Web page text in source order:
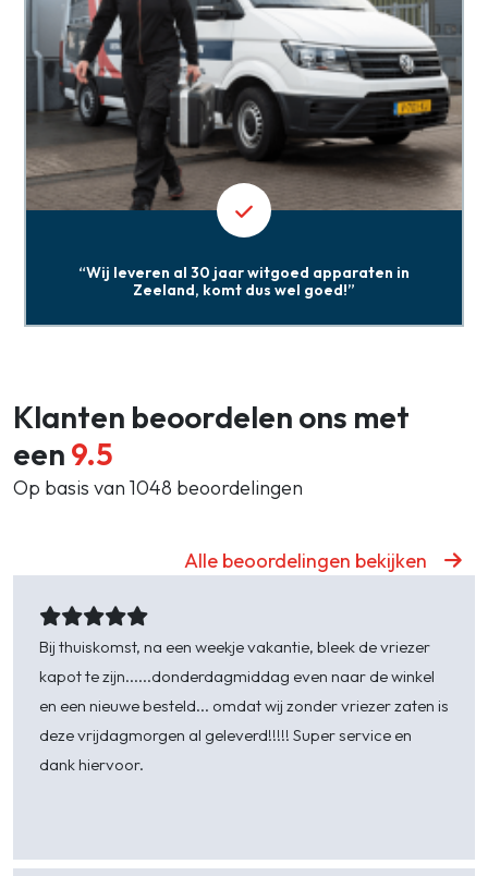
“Wij leveren al 30 jaar witgoed apparaten in
Zeeland, komt dus wel goed!”
Klanten beoordelen ons met
een 9.5
Op basis van 1048 beoordelingen
Alle beoordelingen bekijken
Bij thuiskomst, na een weekje vakantie, bleek de vriezer
kapot te zijn......donderdagmiddag even naar de winkel
en een nieuwe besteld... omdat wij zonder vriezer zaten is
deze vrijdagmorgen al geleverd!!!!! Super service en
dank hiervoor.